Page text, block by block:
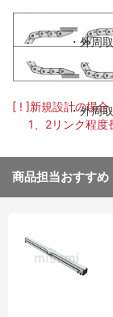
・外周
・外周
[ ! ]新規設計の場合
1、2リンク程度
商品担当おすすめ